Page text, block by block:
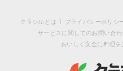
クラシルとは プライバシーポリシ
サービスに関してのお問い合わ
おいしく安全に料理